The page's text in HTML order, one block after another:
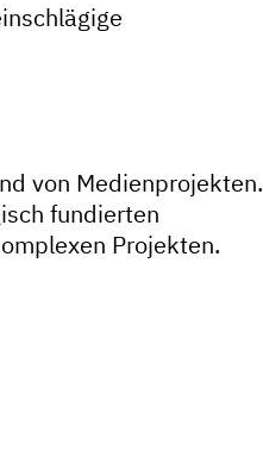
von Medienprojekten.
fundierten
Projekten.